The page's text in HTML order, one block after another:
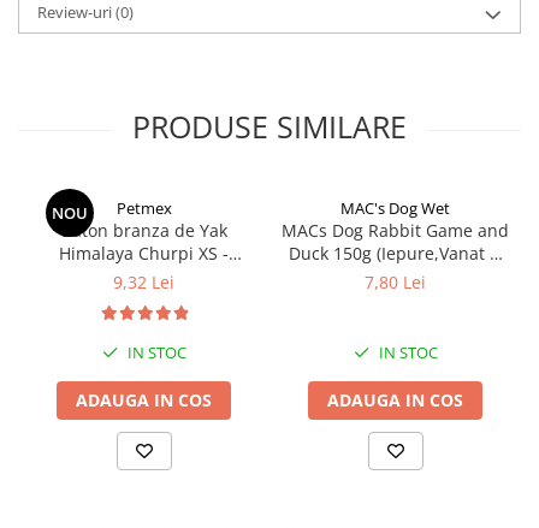
Importator si Distribuitor: Petexpress Retail S.R.L., Soseaua
Review-uri(0)
PRODUSE SIMILARE
NOU Petmex
Baton branza de Yak
Himalaya Churpi XS -
recompensa caini
9,32 Lei
IN STOC
ADAUGA IN COS
MAC's Dog Wet
MACs Dog Rabbit Game and
Duck 150g (Iepure,Vanat si
Rata)
7,80 Lei
IN STOC
ADAUGA IN COS